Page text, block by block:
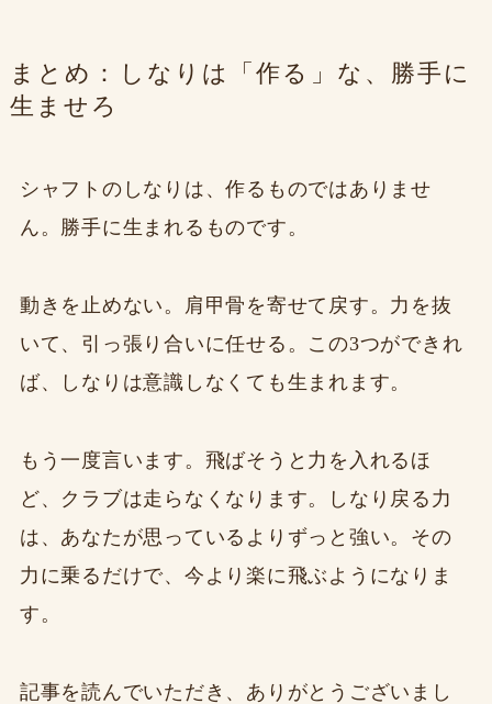
まとめ：しなりは「作る」な、勝手に
生ませろ
シャフトのしなりは、作るものではありませ
ん。勝手に生まれるものです。
動きを止めない。肩甲骨を寄せて戻す。力を抜
いて、引っ張り合いに任せる。この3つができれ
ば、しなりは意識しなくても生まれます。
もう一度言います。飛ばそうと力を入れるほ
ど、クラブは走らなくなります。しなり戻る力
は、あなたが思っているよりずっと強い。その
力に乗るだけで、今より楽に飛ぶようになりま
す。
記事を読んでいただき、ありがとうございまし